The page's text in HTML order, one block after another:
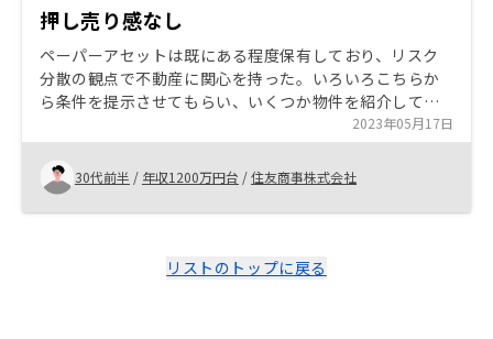
押し売り感なし
ペーパーアセットは既にある程度保有しており、リスク
分散の観点で不動産に関心を持った。いろいろこちらか
ら条件を提示させてもらい、いくつか物件を紹介しても
らったが、自分の合わないと感じたところは辞退するこ
とに特段のストレスは感じず、また、担当者も断りにく
い雰囲気を作らないようにしていることを感じた。
2023年05月17日
30代前半 / 年収1200万円台 /住友商事株式会社
リストのトップに戻る